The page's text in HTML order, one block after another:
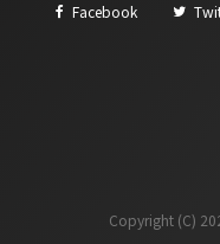
Facebook
Copyright (C)